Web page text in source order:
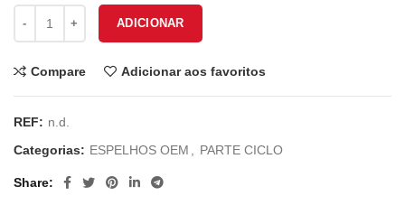
ADICIONAR
Compare Adicionar aos favoritos
REF: n.d.
Categorias: ESPELHOS OEM , PARTE CICLO
Share